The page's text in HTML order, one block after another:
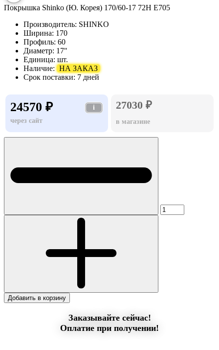
Покрышка Shinko (Ю. Корея) 170/60-17 72H E705
Производитель: SHINKO
Ширина: 170
Профиль: 60
Диаметр: 17"
Единица: шт.
Наличие: НА ЗАКАЗ
Срок поставки: 7 дней
24570 ₽
i
через сайт
27030 ₽
в магазине
Добавить в корзину
Заказывайте сейчас!
Оплатие при получении!